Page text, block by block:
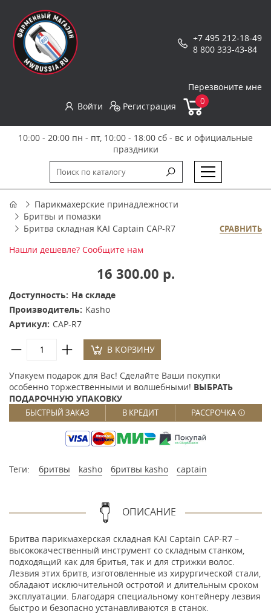
+7 495 212-18-49
8 800 333-43-84
Перезвоните мне
Войти
Регистрация 0
10:00 - 20:00 пн - пт, 10:00 - 18:00 сб - вс и официальные
праздники
Парикмахерские принадлежности
Бритвы и помазки
Бритва складная KAI Captain CAP-R7
СРАВНИТЬ
Нашли дешевле? Сообщите нам
16 300.00 р.
Доступность: На складе
Производитель: Kasho
Артикул: CAP-R7
В КОРЗИНУ
Упакуем подарок для Вас! Сделайте Ваши покупки
особенно торжественными и волшебными! ВЫБРАТЬ
ПОДАРОЧНУЮ УПАКОВКУ
БЫСТРЫЙ ЗАКАЗ В КРЕДИТ РАССРОЧКА
Теги: бритвы kasho бритвы kasho captain
ОПИСАНИЕ
Бритва парикмахерская складная KAI Captain CAP-R7 –
высококачественный инструмент со складным станком,
подходящий как для бритья, так и для стрижки волос.
Лезвия этих бритв, изготовленные из хирургической стали,
обладают исключительной остротой и длительным сроком
эксплуатации. Благодаря специальному контейнеру лезвия
быстро и безопасно устанавливаются в станок.